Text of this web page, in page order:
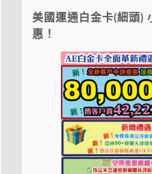
美國運通白金卡(細頭)
惠！